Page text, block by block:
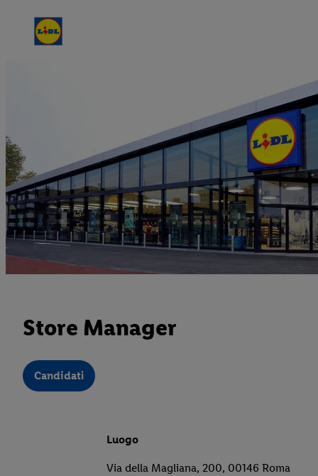
Store Manager
Candidati
Luogo
Via della Magliana, 200, 00146 Roma